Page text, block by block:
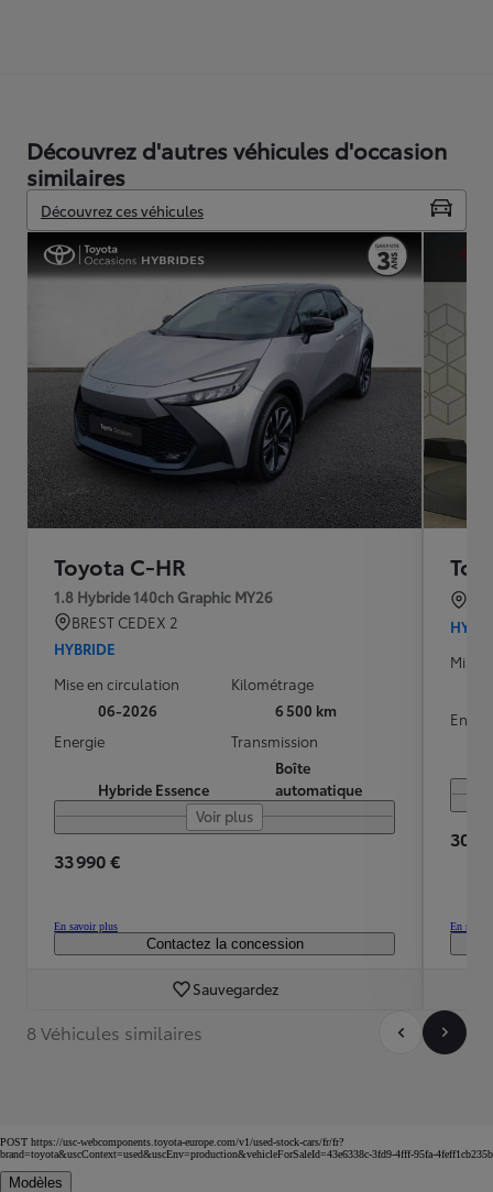
Découvrez d'autres véhicules d'occasion
similaires
Découvrez ces véhicules
Toyota C-HR
1.8 Hybride 140ch Graphic MY26
BREST CEDEX 2
HYBRIDE
Mise en circulation
06-2026
Kilométrage
6 500 km
Energie
Hybride Essence
Transmission
Boîte
automatique
Voir plus
33 990 €
En savoir plus
Contactez la concession
Sauvegardez
Mise
30
En
8 Véhicules similaires
POST https://usc-webcomponents.toyota-europe.com/v1/used-stock-cars/fr/fr?
brand=toyota&uscContext=used&uscEnv=production&vehicleForSaleId=43e6338c-3fd9-4fff-95fa-4feff1cb235b
Modèles